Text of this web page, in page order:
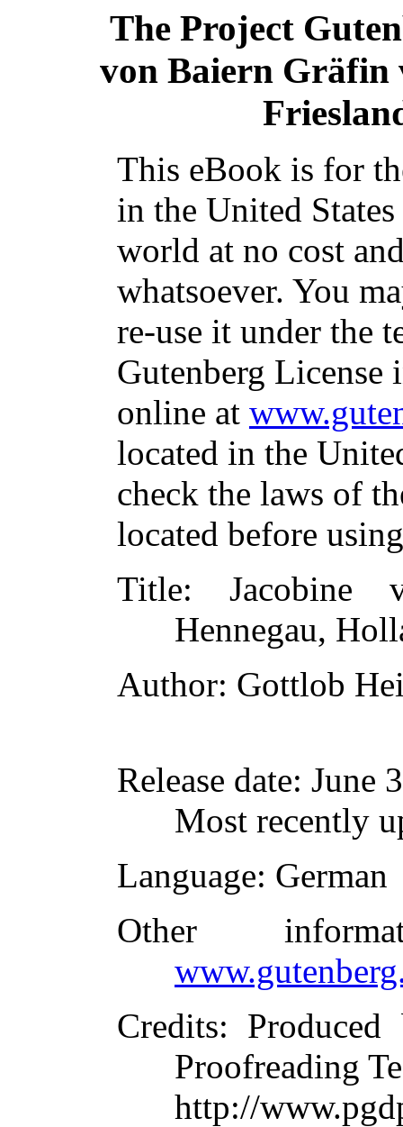
The Project
von Baiern Gräfin
This eBook is for
in the United
world at no cost
whatsoever. You
re-use it under the
Gutenberg
online at
located in the
check the laws of
located before
Title: Jacobine
Hennegau,
Author: Gottlob
Release date: June
Most recently
Language: German
Other
Credits:
Proofreading
http://